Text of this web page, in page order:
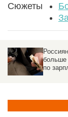
Сюжеты
больше
по